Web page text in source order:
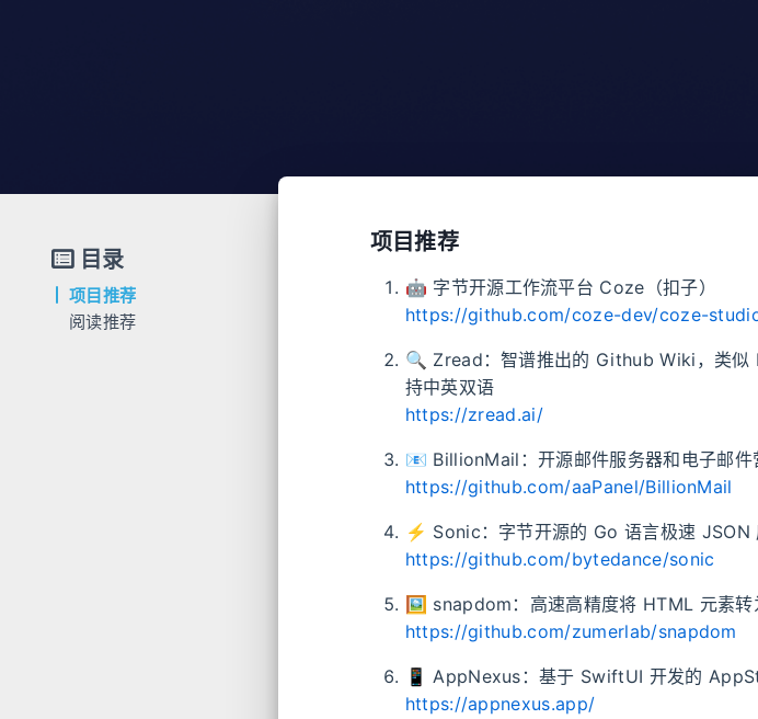
目录
项目推荐
阅读推荐
项目推荐
🤖 字节开源工作流平台 Coze（扣子）
https://github.com/coze-dev/coze-
🔍 Zread：智谱推出的 Github Wiki，类
持中英双语
https://zread.ai/
📧 BillionMail：开源邮件服务器和电子邮件
https://github.com/aaPanel/BillionMail
⚡️ Sonic：字节开源的 Go 语言极速
https://github.com/bytedance/sonic
🖼 snapdom：高速高精度将 HTML 元素转
https://github.com/zumerlab/snapdom
📱 AppNexus：基于 SwiftUI 开发的
https://appnexus.app/